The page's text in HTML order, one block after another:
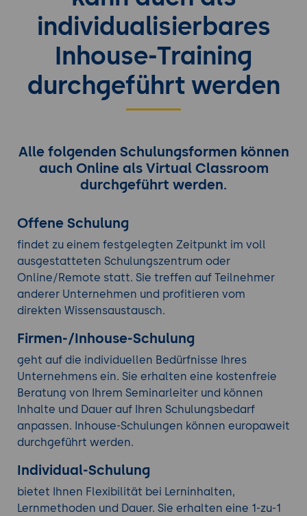
individualisierbares
Inhouse-Training
durchgeführt werden
Alle folgenden Schulungsformen können
auch Online als Virtual Classroom
durchgeführt werden.
Offene Schulung
findet zu einem festgelegten Zeitpunkt im voll
ausgestatteten Schulungszentrum oder
Online/Remote statt. Sie treffen auf Teilnehmer
anderer Unternehmen und profitieren vom
direkten Wissensaustausch.
Firmen-/Inhouse-Schulung
geht auf die individuellen Bedürfnisse Ihres
Unternehmens ein. Sie erhalten eine kostenfreie
Beratung von Ihrem Seminarleiter und können
Inhalte und Dauer auf Ihren Schulungsbedarf
anpassen. Inhouse-Schulungen können europaweit
durchgeführt werden.
Individual-Schulung
bietet Ihnen Flexibilität bei Lerninhalten,
Lernmethoden und Dauer. Sie erhalten eine 1-zu-1